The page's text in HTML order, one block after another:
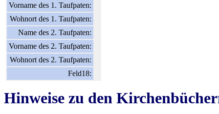
Vorname des 1. Taufpaten:
Wohnort des 1. Taufpaten:
Name des 2. Taufpaten:
Vorname des 2. Taufpaten:
Wohnort des 2. Taufpaten:
Feld18:
Hinweise zu den